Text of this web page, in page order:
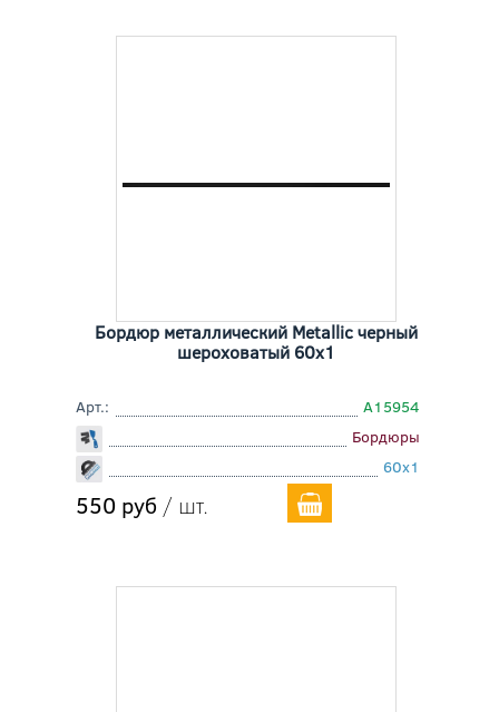
Бордюр металлический Metallic черный
шероховатый 60x1
Арт.:
A15954
Бордюры
60x1
550 руб / шт.